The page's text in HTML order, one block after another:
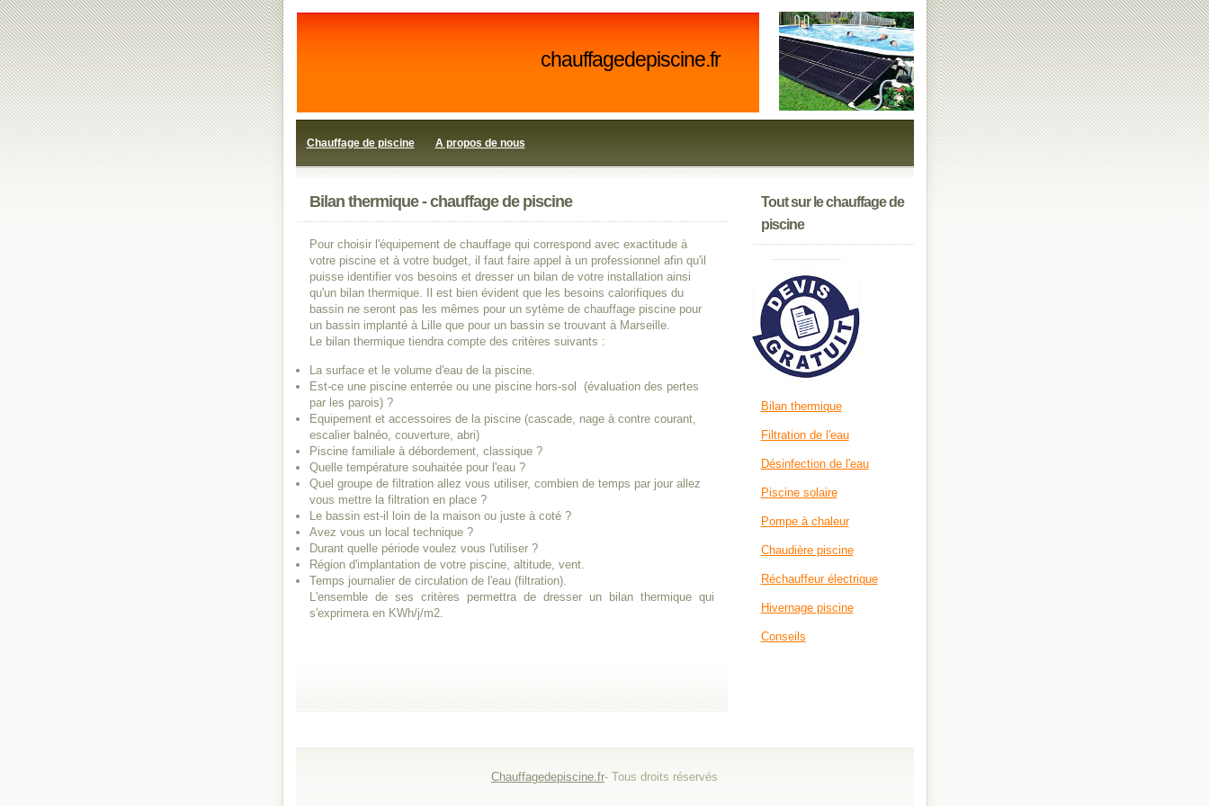
chauffagedepiscine.fr
Chauffage de piscine A propos de nous
Bilan thermique - chauffage de piscine
Pour choisir l'équipement de chauffage qui correspond avec exactitude à
votre piscine et à votre budget, il faut faire appel à un professionnel afin qu'il
puisse identifier vos besoins et dresser un bilan de votre installation ainsi
qu'un bilan thermique. Il est bien évident que les besoins calorifiques du
bassin ne seront pas les mêmes pour un sytème de chauffage piscine pour
un bassin implanté à Lille que pour un bassin se trouvant à Marseille.
Le bilan thermique tiendra compte des critères suivants :
La surface et le volume d'eau de la piscine.
Est-ce une piscine enterrée ou une piscine hors-sol (évaluation des pertes
par les parois) ?
Equipement et accessoires de la piscine (cascade, nage à contre courant,
escalier balnéo, couverture, abri)
Piscine familiale à débordement, classique ?
Quelle température souhaitée pour l'eau ?
Quel groupe de filtration allez vous utiliser, combien de temps par jour allez
vous mettre la filtration en place ?
Le bassin est-il loin de la maison ou juste à coté ?
Avez vous un local technique ?
Durant quelle période voulez vous l'utiliser ?
Région d'implantation de votre piscine, altitude, vent.
Temps journalier de circulation de l'eau (filtration).
L'ensemble de ses critères permettra de dresser un bilan thermique qui
s'exprimera en KWh/j/m2.
Tout sur le chauffage de
piscine
Bilan thermique
Filtration de l'eau
Désinfection de l'eau
Piscine solaire
Pompe à chaleur
Chaudière piscine
Réchauffeur électrique
Hivernage piscine
Conseils
Chauffagedepiscine.fr- Tous droits réservés